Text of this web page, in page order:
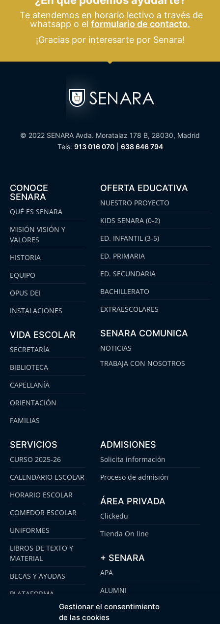
Gestionar el consentimiento
de las cookies
Te atendemos en horario lectivo a través de
whatsapp o el formulario de contacto.
¡Gracias por interesarte por Senara!
© 2022 SENARA Avda. Moratalaz 178 B, 28030, Madrid
Tels: 913 016 070| 638 646 794
CONOCE
SENARA
QUÉ ES SENARA
MISIÓN VISIÓN Y
VALORES
HISTORIA
EQUIPO
OPUS DEI
INSTALACIONES
VIDA ESCOLAR
SECRETARÍA
BIBLIOTECA
CAPELLANÍA
ORIENTACIÓN
FAMILIAS
OFERTA EDUCATIVA
NUESTRO PROYECTO
KIDS SENARA (0-2)
ED. INFANTIL (3-5)
ED. PRIMARIA
ED. SECUNDARIA
BACHILLERATO
EXTRAESCOLARES
SENARA COMUNICA
NOTICIAS
TRABAJA CON NOSOTROS
SERVICIOS
CURSO 2025-26
CALENDARIO ESCOLAR
HORARIO ESCOLAR
COMEDOR ESCOLAR
UNIFORMES
LIBROS DE TEXTO Y
MATERIAL
BECAS Y AYUDAS
PLATAFORMA
EMOOTI COLEGIOS
ADMISIONES
Solicita información
Proceso de admisión
ÁREA PRIVADA
Clickedu
Tienda On line
+ SENARA
APA
ALUMNI
SENARA SENIOR